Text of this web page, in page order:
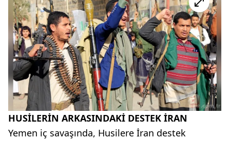
HUSİLERİN ARKASINDAKİ DESTEK İRAN
Yemen iç savaşında, Husilere İran destek